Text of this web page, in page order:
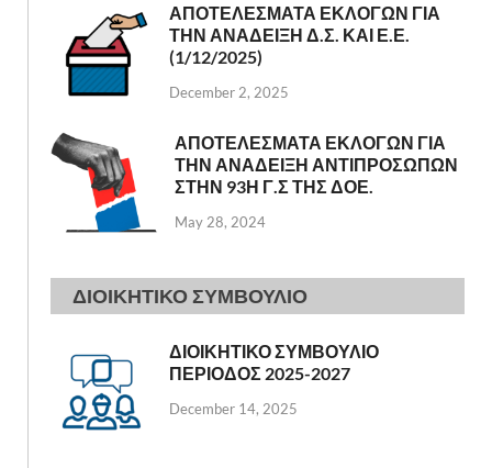
ΑΠΟΤΕΛΕΣΜΑΤΑ ΕΚΛΟΓΩΝ ΓΙΑ
ΤΗΝ ΑΝΑΔΕΙΞΗ Δ.Σ. ΚΑΙ Ε.Ε.
(1/12/2025)
December 2, 2025
ΑΠΟΤΕΛΕΣΜΑΤΑ ΕΚΛΟΓΩΝ ΓΙΑ
ΤΗΝ ΑΝΑΔΕΙΞΗ ΑΝΤΙΠΡΟΣΩΠΩΝ
ΣΤΗΝ 93Η Γ.Σ ΤΗΣ ΔΟΕ.
May 28, 2024
ΔΙΟΙΚΗΤΙΚΟ ΣΥΜΒΟΥΛΙΟ
ΔΙΟΙΚΗΤΙΚΟ ΣΥΜΒΟΥΛΙΟ
ΠΕΡΙΟΔΟΣ 2025-2027
December 14, 2025